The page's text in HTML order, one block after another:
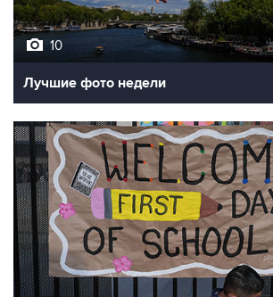
10
Лучшие фото недели